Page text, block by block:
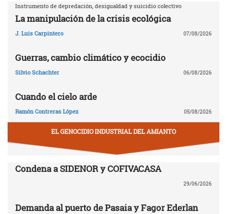
Instrumento de depredación, desigualdad y suicidio colectivo
La manipulación de la crisis ecológica
J. Luis Carpintero 07/08/2026
Guerras, cambio climático y ecocidio
Silvio Schachter 06/08/2026
Cuando el cielo arde
Ramón Contreras López 05/08/2026
EL GENOCIDIO INDUSTRIAL DEL AMIANTO
Condena a SIDENOR y COFIVACASA
29/06/2026
Demanda al puerto de Pasaia y Fagor Ederlan